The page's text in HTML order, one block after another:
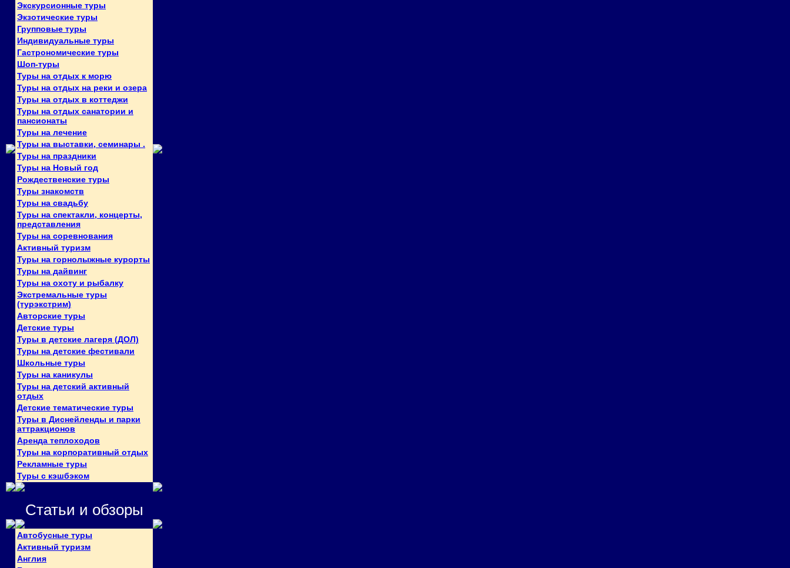
Экскурсионные туры
Экзотические туры
Групповые туры
Индивидуальные туры
Гастрономические туры
Шоп-туры
Туры на отдых к морю
Туры на отдых на реки и озера
Туры на отдых в коттеджи
Туры на отдых санатории и
пансионаты
Туры на лечение
Туры на выставки, семинары .
Туры на праздники
Туры на Новый год
Рождественские туры
Туры знакомств
Туры на свадьбу
Туры на спектакли, концерты,
представления
Туры на соревнования
Активный туризм
Туры на горнолыжные курорты
Туры на дайвинг
Туры на охоту и рыбалку
Экстремальные туры
(турэкстрим)
Авторские туры
Детские туры
Туры в детские лагеря (ДОЛ)
Туры на детские фестивали
Школьные туры
Туры на каникулы
Туры на детский активный
отдых
Детские тематические туры
Туры в Диснейленды и парки
аттракционов
Аренда теплоходов
Туры на корпоративный отдых
Рекламные туры
Туры с кэшбэком
Статьи и обзоры
Автобусные туры
Активный туризм
Англия